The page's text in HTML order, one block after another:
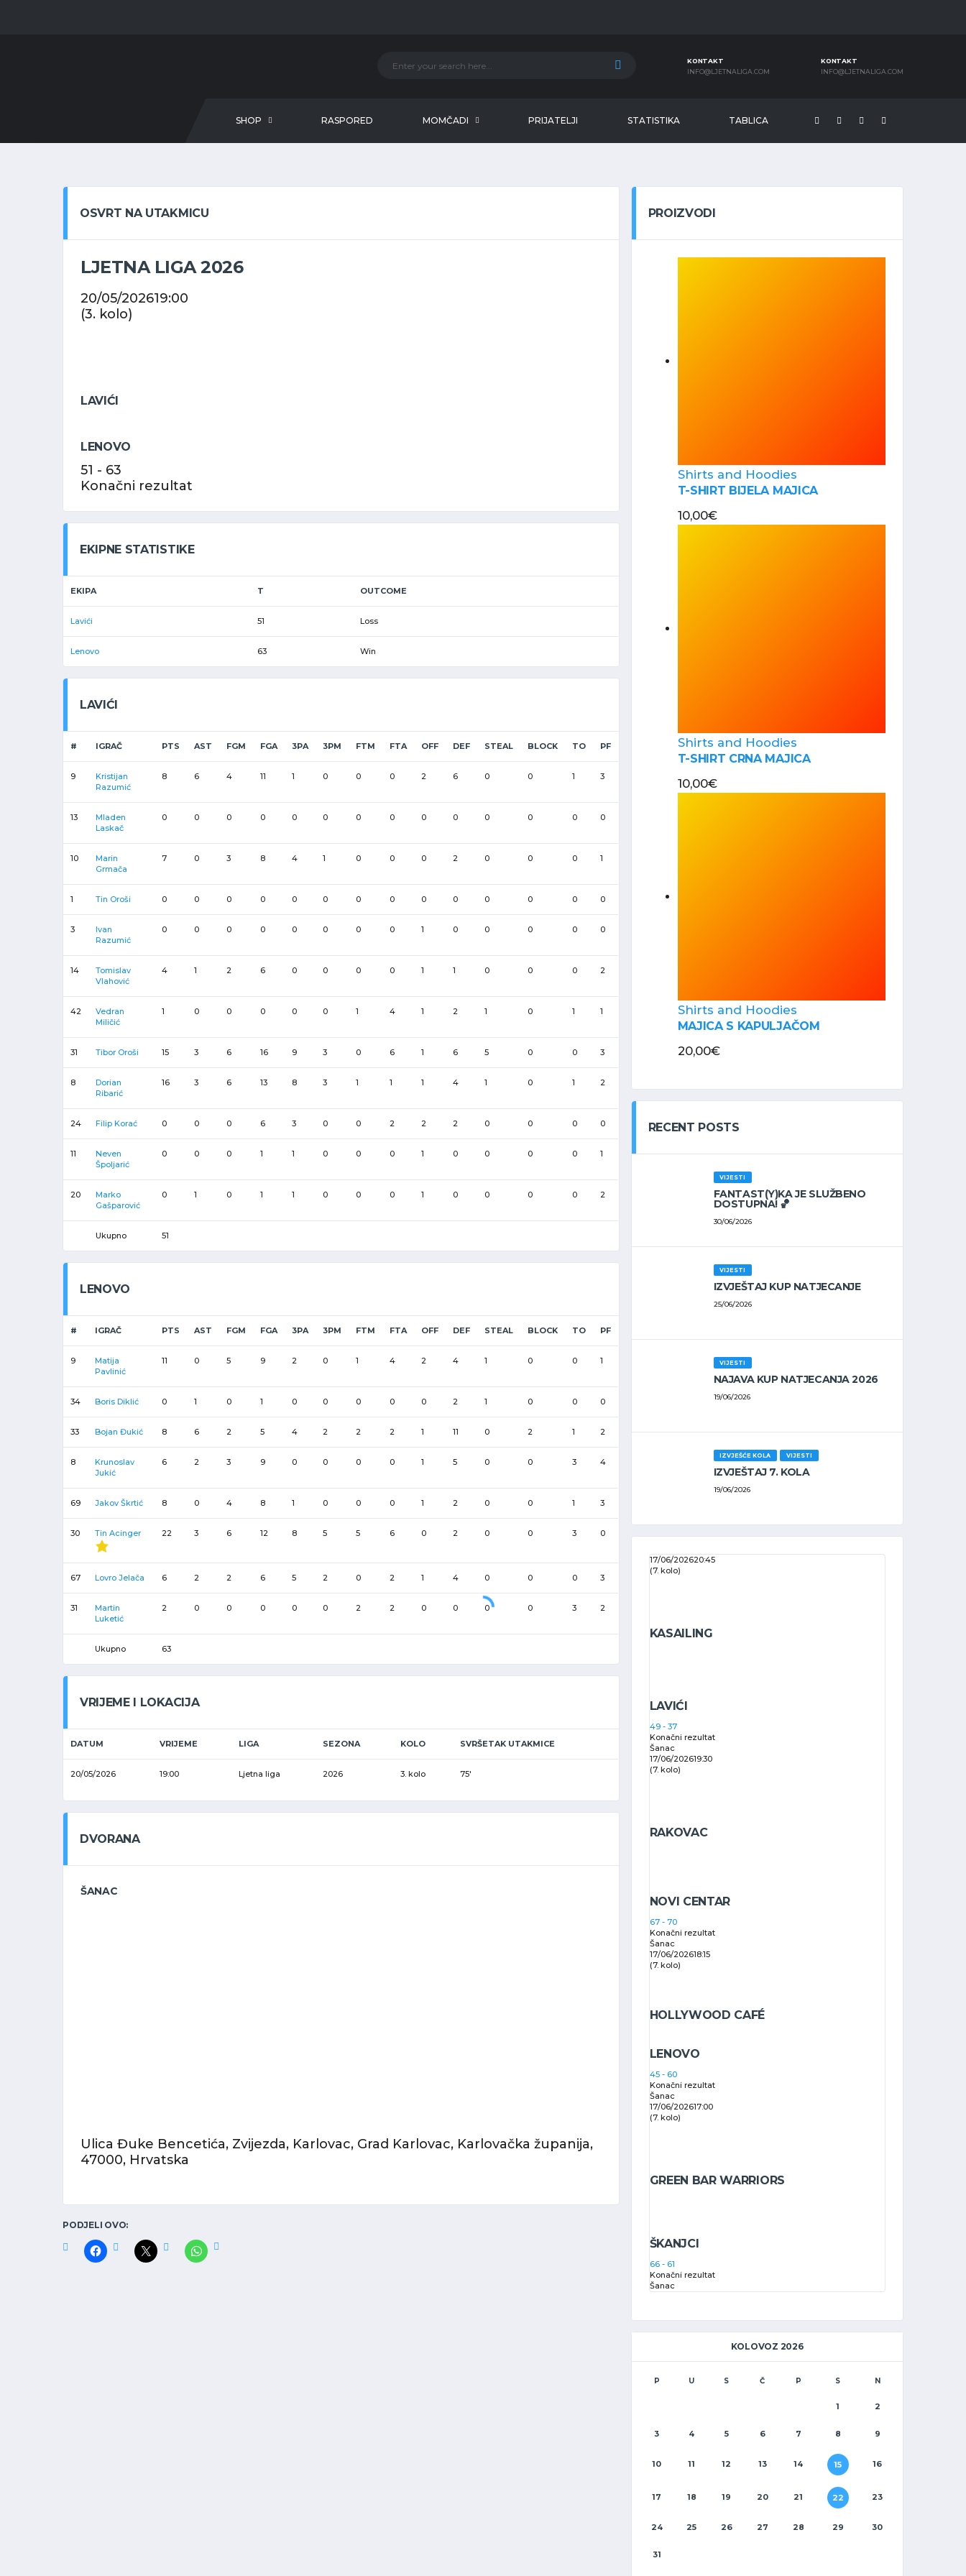
KONTAKT
INFO@LJETNALIGA.COM
KONTAKT
INFO@LJETNALIGA.COM
SHOP RASPORED MOMČADI PRIJATELJI STATISTIKA TABLICA
OSVRT NA UTAKMICU
LJETNA LIGA 2026
20/05/202619:00
(3. kolo)
LAVIĆI
LENOVO
51 - 63
Konačni rezultat
EKIPNE STATISTIKE
EKIPA T OUTCOME
Lavići 51 Loss
Lenovo 63 Win
LAVIĆI
# IGRAČ PTS AST FGM FGA 3PA 3PM FTM FTA OFF DEF STEAL BLOCK TO PF
9
Kristijan
Razumić
8 6 4 11 1 0 0 0 2 6 0 0 1 3
13
Mladen
Laskač
0 0 0 0 0 0 0 0 0 0 0 0 0 0
10
Marin
Grmača
7 0 3 8 4 1 0 0 0 2 0 0 0 1
1 Tin Oroši 0 0 0 0 0 0 0 0 0 0 0 0 0 0
3
Ivan
Razumić
0 0 0 0 0 0 0 0 1 0 0 0 0 0
14
Tomislav
Vlahović
4 1 2 6 0 0 0 0 1 1 0 0 0 2
42
Vedran
Miličić
1 0 0 0 0 0 1 4 1 2 1 0 1 1
31 Tibor Oroši 15 3 6 16 9 3 0 6 1 6 5 0 0 3
8
Dorian
Ribarić
16 3 6 13 8 3 1 1 1 4 1 0 1 2
24 Filip Korać 0 0 0 6 3 0 0 2 2 2 0 0 0 0
11
Neven
Špoljarić
0 0 0 1 1 0 0 0 1 0 0 0 0 1
20
Marko
Gašparović
0 1 0 1 1 0 0 0 1 0 0 0 0 2
Ukupno 51
LENOVO
# IGRAČ PTS AST FGM FGA 3PA 3PM FTM FTA OFF DEF STEAL BLOCK TO PF
9
Matija
Pavlinić
11 0 5 9 2 0 1 4 2 4 1 0 0 1
34 Boris Diklić 0 1 0 1 0 0 0 0 0 2 1 0 0 0
33 Bojan Đukić 8 6 2 5 4 2 2 2 1 11 0 2 1 2
8
Krunoslav
Jukić
6 2 3 9 0 0 0 0 1 5 0 0 3 4
69 Jakov Škrtić 8 0 4 8 1 0 0 0 1 2 0 0 1 3
30 Tin Acinger 22 3 6 12 8 5 5 6 0 2 0 0 3 0
67 Lovro Jelača 6 2 2 6 5 2 0 2 1 4 0 0 0 3
31
Martin
Luketić
2 0 0 0 0 0 2 2 0 0 0 0 3 2
Ukupno 63
VRIJEME I LOKACIJA
DATUM VRIJEME LIGA SEZONA KOLO SVRŠETAK UTAKMICE
20/05/2026 19:00 Ljetna liga 2026 3. kolo 75'
DVORANA
ŠANAC
Ulica Đuke Bencetića, Zvijezda, Karlovac, Grad Karlovac, Karlovačka županija,
47000, Hrvatska
PODJELI OVO:
PROIZVODI
Shirts and Hoodies
T-SHIRT BIJELA MAJICA
10,00€
Shirts and Hoodies
T-SHIRT CRNA MAJICA
10,00€
Shirts and Hoodies
MAJICA S KAPULJAČOM
20,00€
RECENT POSTS
VIJESTI
FANTAST(Y)KA JE SLUŽBENO
DOSTUPNA! 🏀
30/06/2026
VIJESTI
IZVJEŠTAJ KUP NATJECANJE
25/06/2026
VIJESTI
NAJAVA KUP NATJECANJA 2026
19/06/2026
IZVJEŠĆE KOLA VIJESTI
IZVJEŠTAJ 7. KOLA
19/06/2026
17/06/202620:45
(7. kolo)
KASAILING
LAVIĆI
49 - 37
Konačni rezultat
Šanac
17/06/202619:30
(7. kolo)
RAKOVAC
NOVI CENTAR
67 - 70
Konačni rezultat
Šanac
17/06/202618:15
(7. kolo)
HOLLYWOOD CAFÉ
LENOVO
45 - 60
Konačni rezultat
Šanac
17/06/202617:00
(7. kolo)
GREEN BAR WARRIORS
ŠKANJCI
66 - 61
Konačni rezultat
Šanac
KOLOVOZ 2026
P U S Č P S N
1 2
3 4 5 6 7 8 9
10 11 12 13 14 15 16
17 18 19 20 21 22 23
24 25 26 27 28 29 30
31